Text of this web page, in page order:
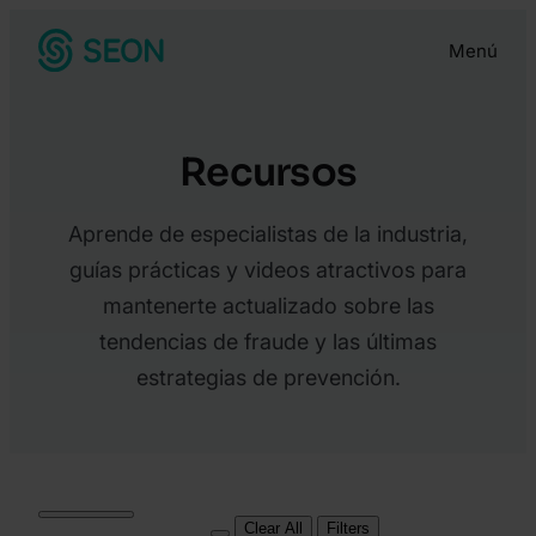
Menú
Recursos
Aprende de especialistas de la industria,
guías prácticas y videos atractivos para
mantenerte actualizado sobre las
tendencias de fraude y las últimas
estrategias de prevención.
Clear All Filters